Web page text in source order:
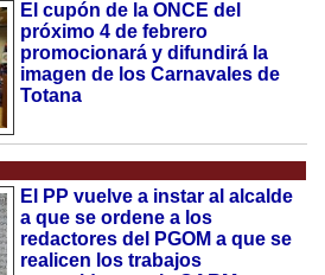
El cupón de la ONCE del
próximo 4 de febrero
promocionará y difundirá la
imagen de los Carnavales de
Totana
El PP vuelve a instar al alcalde
a que se ordene a los
redactores del PGOM a que se
realicen los trabajos